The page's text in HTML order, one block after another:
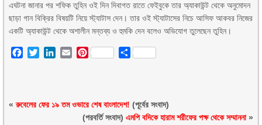
এঘটনা জানার পর শফিক তুহিন ওই দিন দিবাগত রাতে ফেইবুকে তার অ্যাকাউন্ট থেকে অনুমোদন
ছাড়া গান বিক্রির বিষয়টি নিয়ে স্ট্যাটাস দেন। তার ওই স্ট্যাটাসের নিচে আসিফ আকবর নিজের
একটি অ্যাকাউন্ট থেকে অশালীন মন্তব্য ও হুমকি দেন বলেও অভিযোগ তুলেছেন তুহিন।
Facebook
TwitterLinkedIn
EmailPinterest Share
«রুবেলের ফের ১৯ তম ওভারে শেষ বাংলাদেশ! (পূর্বের সংবাদ)
(পরবর্তি সংবাদ) এমপি বদিকে হারাম শরীফের পক্ষ থেকে সম্মাননা»